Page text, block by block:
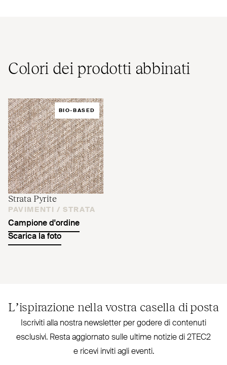
Colori dei prodotti abbinati
BIO-BASED
Strata Pyrite
PAVIMENTI / STRATA
Campione d'ordine
Scarica la foto
L’ispirazione nella vostra casella di posta
Iscriviti alla nostra new­sletter per godere di contenuti
esclusivi. Resta aggiornato sulle ultime notizie di 2TEC2
e ricevi inviti agli eventi.